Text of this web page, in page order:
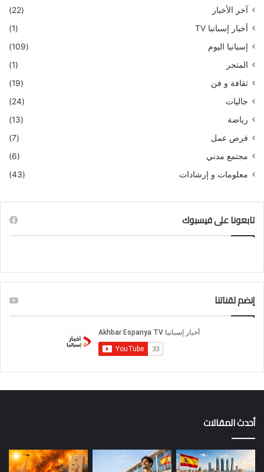
آخر الأخبار
(22)
أخبار إسبانبا TV
(1)
إسبانيا اليوم
(109)
المتجر
(1)
ثقافة و فن
(19)
جاليات
(24)
رياضة
(13)
فرص عمل
(7)
مجتمع مدني
(6)
معلومات و إرشادات
(43)
تابعونا على فيسبوك
إنضم لقناتنا
أحدث المقالات